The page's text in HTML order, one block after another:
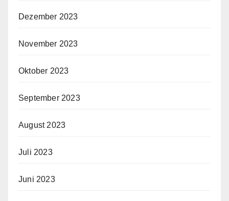
Dezember 2023
November 2023
Oktober 2023
September 2023
August 2023
Juli 2023
Juni 2023